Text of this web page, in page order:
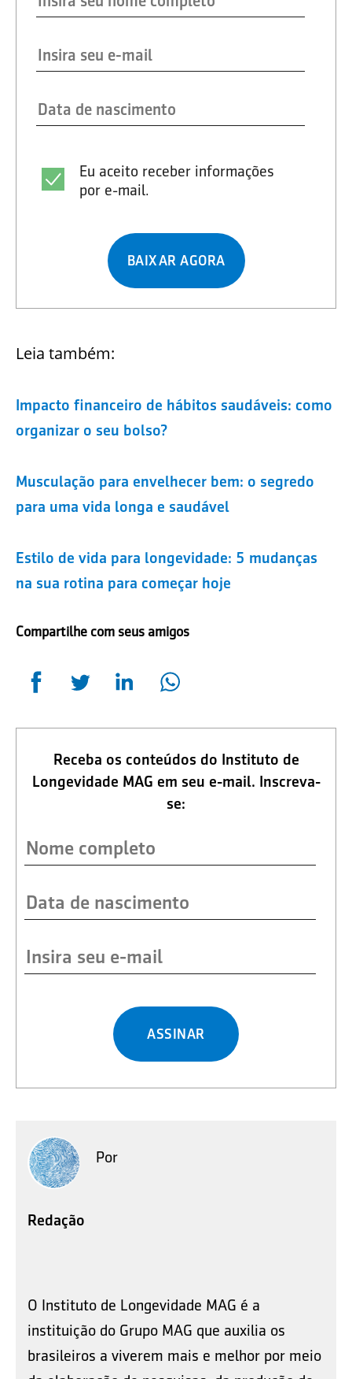
Eu aceito receber informações
por e-mail.
BAIXAR AGORA
Leia também:
Impacto financeiro de hábitos saudáveis: como
organizar o seu bolso?
Musculação para envelhecer bem: o segredo
para uma vida longa e saudável
Estilo de vida para longevidade: 5 mudanças
na sua rotina para começar hoje
Compartilhe com seus amigos
Receba os conteúdos do Instituto de
Longevidade MAG em seu e-mail. Inscreva-
se:
ASSINAR
Por
Redação
O Instituto de Longevidade MAG é a
instituição do Grupo MAG que auxilia os
brasileiros a viverem mais e melhor por meio